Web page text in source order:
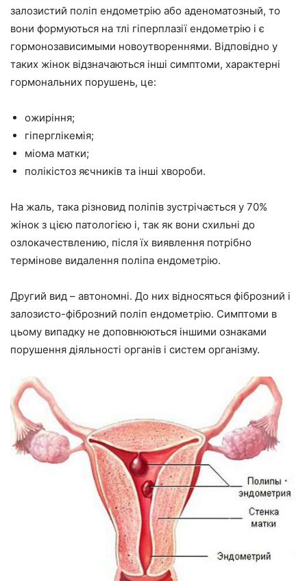
залозистий поліп ендометрію або аденоматозный, то
вони формуються на тлі гіперплазії ендометрію і є
гормонозависимыми новоутвореннями. Відповідно у
таких жінок відзначаються інші симптоми, характерні
гормональних порушень, це:
ожиріння;
гіперглікемія;
міома матки;
полікістоз яєчників та інші хвороби.
На жаль, така різновид поліпів зустрічається у 70%
жінок з цією патологією і, так як вони схильні до
озлокачествлению, після їх виявлення потрібно
термінове видалення поліпа ендометрію.
Другий вид – автономні. До них відносяться фіброзний і
залозисто-фіброзний поліп ендометрію. Симптоми в
цьому випадку не доповнюються іншими ознаками
порушення діяльності органів і систем організму.